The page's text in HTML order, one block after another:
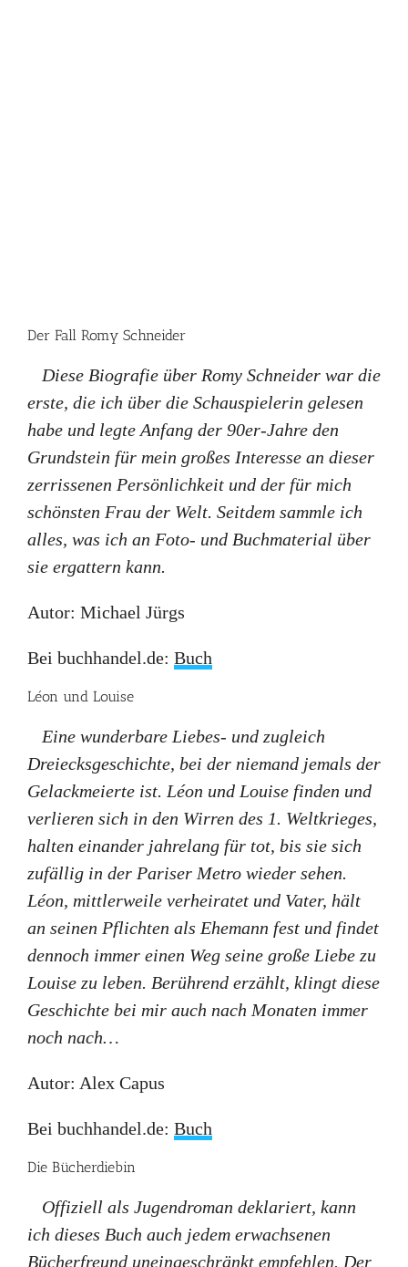
Der Fall Romy Schneider
Diese Biografie über Romy Schneider war die
erste, die ich über die Schauspielerin gelesen
habe und legte Anfang der 90er-Jahre den
Grundstein für mein großes Interesse an dieser
zerrissenen Persönlichkeit und der für mich
schönsten Frau der Welt. Seitdem sammle ich
alles, was ich an Foto- und Buchmaterial über
sie ergattern kann.
Autor: Michael Jürgs
Bei buchhandel.de: Buch
Léon und Louise
Eine wunderbare Liebes- und zugleich
Dreiecksgeschichte, bei der niemand jemals der
Gelackmeierte ist. Léon und Louise finden und
verlieren sich in den Wirren des 1. Weltkrieges,
halten einander jahrelang für tot, bis sie sich
zufällig in der Pariser Metro wieder sehen.
Léon, mittlerweile verheiratet und Vater, hält
an seinen Pflichten als Ehemann fest und findet
dennoch immer einen Weg seine große Liebe zu
Louise zu leben. Berührend erzählt, klingt diese
Geschichte bei mir auch nach Monaten immer
noch nach…
Autor: Alex Capus
Bei buchhandel.de: Buch
Die Bücherdiebin
Offiziell als Jugendroman deklariert, kann
ich dieses Buch auch jedem erwachsenen
Bücherfreund uneingeschränkt empfehlen. Der